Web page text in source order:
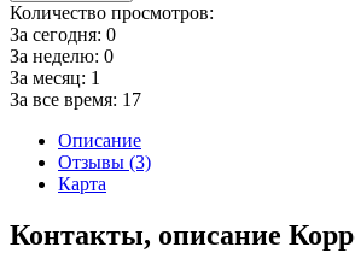
Количество просмотров:
За сегодня: 0
За неделю: 0
За месяц: 1
За все время: 17
Описание
Отзывы (3)
Карта
Контакты, описание